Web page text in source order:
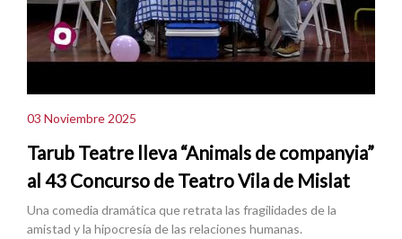
03 Noviembre 2025
Tarub Teatre lleva “Animals de companyia”
al 43 Concurso de Teatro Vila de Mislat
Una comedia dramática que retrata las fragilidades de la
amistad y la hipocresía de las relaciones humanas.